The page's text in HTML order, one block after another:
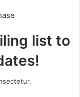
list to